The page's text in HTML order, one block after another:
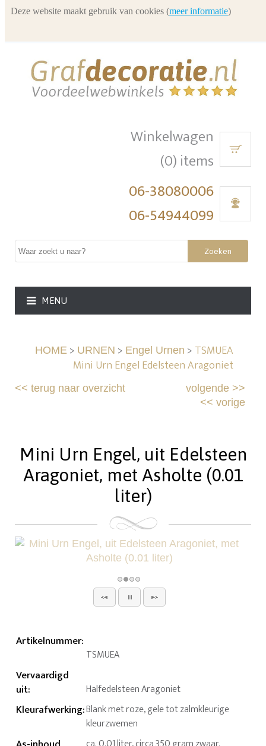
Winkelwagen
(0) items
06-38080006
06-54944099
Zoeken
MENU
HOME> URNEN > Engel Urnen > TSMUEA
Mini Urn Engel Edelsteen Aragoniet
<<terug naar overzicht volgende>>
<< vorige
Mini Urn Engel, uit Edelsteen
Aragoniet, met Asholte (0.01
liter)
Artikelnummer:
TSMUEA
Vervaardigd
uit: Halfedelsteen Aragoniet
Kleurafwerking:Blank met roze, gele tot zalmkleurige
kleurzwemen
Deze website maakt gebruik van cookies (meer informatie)